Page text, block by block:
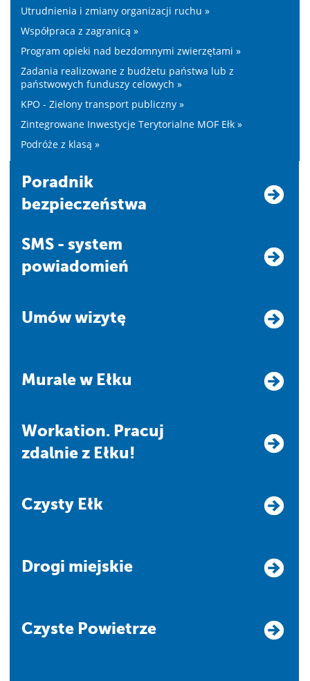
Utrudnienia i zmiany organizacji ruchu »
Współpraca z zagranicą »
Program opieki nad bezdomnymi zwierzętami »
Zadania realizowane z budżetu państwa lub z
państwowych funduszy celowych »
KPO - Zielony transport publiczny »
Zintegrowane Inwestycje Terytorialne MOF Ełk »
Podróże z klasą »
Poradnik
bezpieczeństwa
SMS - system
powiadomień
Umów wizytę
Murale w Ełku
Workation. Pracuj
zdalnie z Ełku!
Czysty Ełk
Drogi miejskie
Czyste Powietrze